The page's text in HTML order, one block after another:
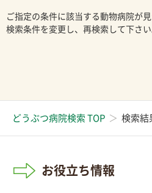
ご指定の条件に該当する動物病院が
検索条件を変更し、再検索して下さい
どうぶつ病院検索 TOP 検索結
お役立ち情報